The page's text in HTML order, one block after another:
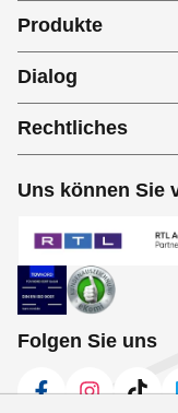
Produkte
Dialog
Rechtliches
Uns können Sie
Folgen Sie uns